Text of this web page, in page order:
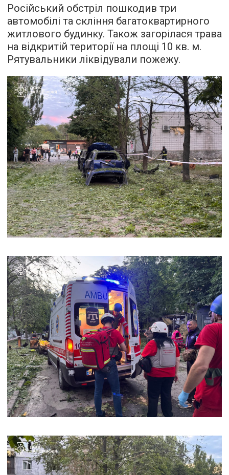
Російський обстріл пошкодив три
автомобілі та скління багатоквартирного
житлового будинку. Також загорілася трава
на відкритій території на площі 10 кв. м.
Рятувальники ліквідували пожежу.